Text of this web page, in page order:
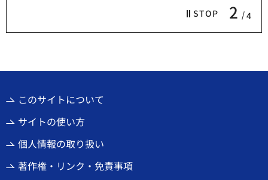
STOP 2 4
このサイトについて
サイトの使い方
個人情報の取り扱い
著作権・リンク・免責事項